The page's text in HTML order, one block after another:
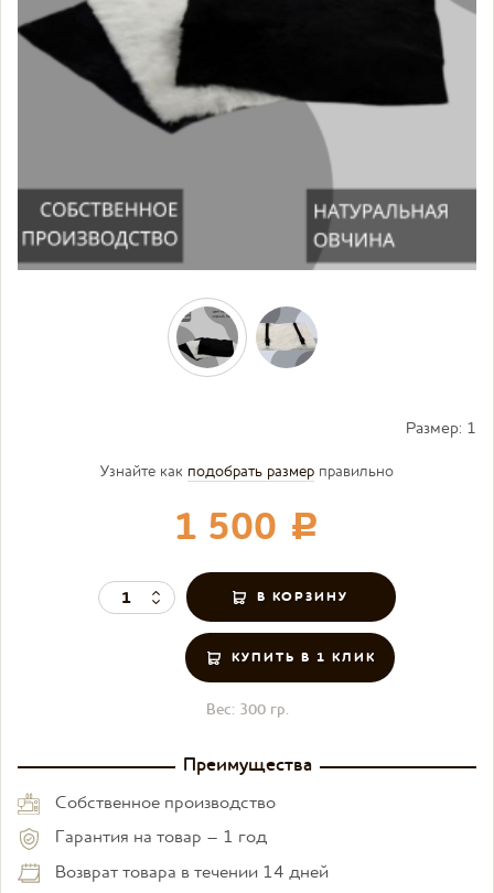
Узнайте как подобрать размер правильно
1 500 c
КУПИТЬ В 1 КЛИК
Размер: 1
Вес: 300 гр.
Преимущества
Собственное производство
Гарантия на товар – 1 год
Возврат товара в течении 14 дней